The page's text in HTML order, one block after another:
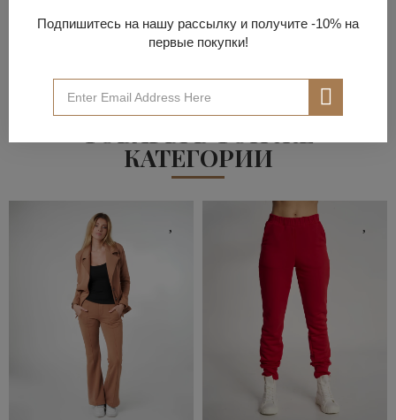
илисоздать учетную запись, чтобы выразить свою
КАТЕГОРИИ
Подпишитесь на нашу рассылку и получите -10% на
первые покупки!